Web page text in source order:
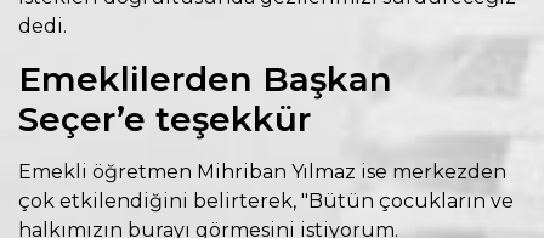
dedi.
Emeklilerden Başkan
Seçer’e teşekkür
Emekli öğretmen Mihriban Yılmaz ise merkezden
çok etkilendiğini belirterek, "Bütün çocukların ve
halkımızın burayı görmesini istiyorum.